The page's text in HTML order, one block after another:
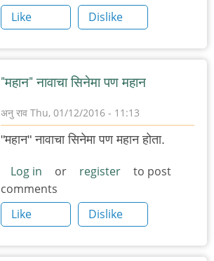
2
नावाचा
एक
by
गब्बर
सिंग
Like
Dislike
"महान" नावाचा सिनेमा पण महान
अनु राव Thu, 01/12/2016 - 11:13
In
reply
Force
2
नावाचा
एक
"महान" नावाचा सिनेमा पण महान होता.
Log in or register
to post
comments
Like
Dislike